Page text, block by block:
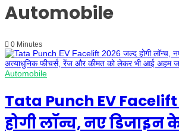
Automobile
0 Minutes
Automobile
Tata Punch EV
होगी लॉन्च, नए डिजाइन